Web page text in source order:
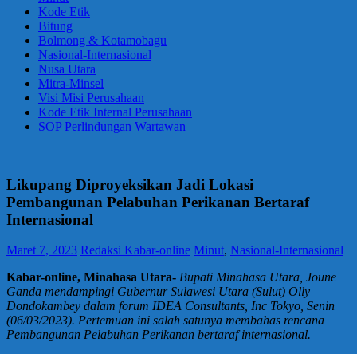
Kode Etik
Bitung
Bolmong & Kotamobagu
Nasional-Internasional
Nusa Utara
Mitra-Minsel
Visi Misi Perusahaan
Kode Etik Internal Perusahaan
SOP Perlindungan Wartawan
Likupang Diproyeksikan Jadi Lokasi
Pembangunan Pelabuhan Perikanan Bertaraf
Internasional
Maret 7, 2023 Redaksi Kabar-online Minut, Nasional-Internasional
Kabar-online, Minahasa Utara- Bupati Minahasa Utara, Joune
Ganda mendampingi Gubernur Sulawesi Utara (Sulut) Olly
Dondokambey dalam forum IDEA Consultants, Inc Tokyo, Senin
(06/03/2023). Pertemuan ini salah satunya membahas rencana
Pembangunan Pelabuhan Perikanan bertaraf internasional.